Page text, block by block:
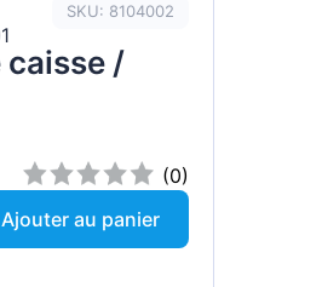
SKU: 8104002
caisse /
(0)
Ajouter au panier